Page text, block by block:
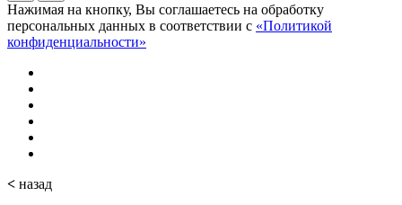
Нажимая на кнопку, Вы соглашаетесь на обработку
персональных данных в соответствии с «Политикой
конфиденциальности»
< назад